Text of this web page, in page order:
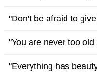
"Don't be afraid to give up the good to go for the great." 좋
"You are never too old to set another goal or to dream a
"Everything has beauty, but not everyone can see." 모든